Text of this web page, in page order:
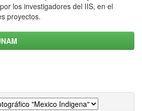
los investigadores del IIS, en el
proyectos.